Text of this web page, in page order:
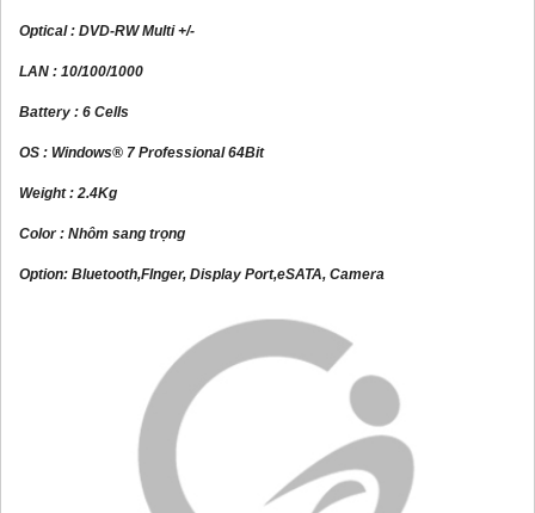
Optical : DVD-RW Multi +/-
LAN : 10/100/1000
Battery : 6 Cells
OS : Windows® 7 Professional 64Bit
Weight : 2.4Kg
Color : Nhôm sang trọng
Option: Bluetooth,FInger, Display Port,eSATA, Camera